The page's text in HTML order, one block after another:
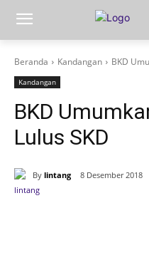
Beranda Kandangan BKD
Kandangan
BKD
Lulus SKD
By lintang 8 Desember 2018